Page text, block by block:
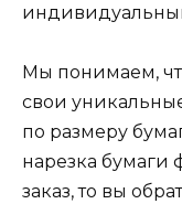
Мы понимаем,
свои
по размеру
нарезка бумаги
заказ, то вы